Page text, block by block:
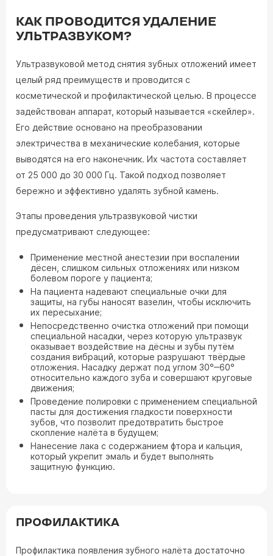
КАК ПРОВОДИТСЯ УДАЛЕНИЕ
УЛЬТРАЗВУКОМ?
Ультразвуковой метод снятия зубных отложений имеет
целый ряд преимуществ и проводится с
косметической и профилактической целью. В процессе
задействован аппарат, который называется «скейлер».
Его действие основано на преобразовании
электричества в механические колебания, которые
выводятся на его наконечник. Их частота составляет
от 25 000 до 30 000 Гц. Такой подход позволяет
бережно и эффективно удалять зубной камень.
Этапы проведения ультразвуковой чистки
предусматривают следующее:
Применение местной анестезии при воспалении
дёсен, слишком сильных отложениях или низком
болевом пороге у пациента;
На пациента надевают специальные очки для
защиты, на губы наносят вазелин, чтобы исключить
их пересыхание;
Непосредственно очистка отложений при помощи
специальной насадки, через которую ультразвук
оказывает воздействие на дёсны и зубы путём
создания вибраций, которые разрушают твёрдые
отложения. Насадку держат под углом 30°‒60°
относительно каждого зуба и совершают круговые
движения;
Проведение полировки с применением специальной
пасты для достижения гладкости поверхности
зубов, что позволит предотвратить быстрое
скопление налёта в будущем;
Нанесение лака с содержанием фтора и кальция,
который укрепит эмаль и будет выполнять
защитную функцию.
ПРОФИЛАКТИКА
Профилактика появления зубного налёта достаточно